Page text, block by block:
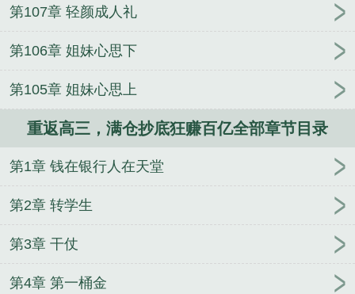
斯：开局获得海帕杰顿
嫁给村里糙汉后，我带全村
院人麻了 凶猛小山医
重生千禧年，我脚
零恶妻换亲，带飞败家子老公
第107章 轻颜成人礼
第106章 姐妹心思下
第105章 姐妹心思上
重返高三，满仓抄底狂赚百亿全部章节目录
第1章 钱在银行人在天堂
第2章 转学生
第3章 干仗
第4章 第一桶金